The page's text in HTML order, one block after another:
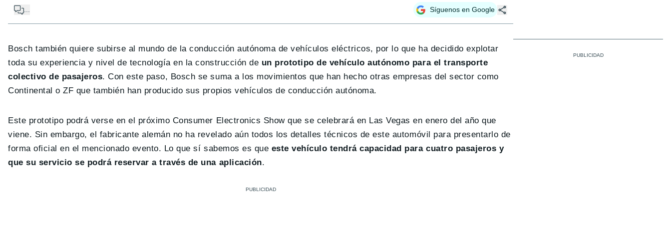
... Síguenos en Google
Bosch también quiere subirse al mundo de la conducción autónoma de vehículos eléctricos, por lo que ha decidido explotar
toda su experiencia y nivel de tecnología en la construcción de un prototipo de vehículo autónomo para el transporte
colectivo de pasajeros. Con este paso, Bosch se suma a los movimientos que han hecho otras empresas del sector como
Continental o ZF que también han producido sus propios vehículos de conducción autónoma.
Este prototipo podrá verse en el próximo Consumer Electronics Show que se celebrará en Las Vegas en enero del año que
viene. Sin embargo, el fabricante alemán no ha revelado aún todos los detalles técnicos de este automóvil para presentarlo de
forma oficial en el mencionado evento. Lo que sí sabemos es que este vehículo tendrá capacidad para cuatro pasajeros y
que su servicio se podrá reservar a través de una aplicación.